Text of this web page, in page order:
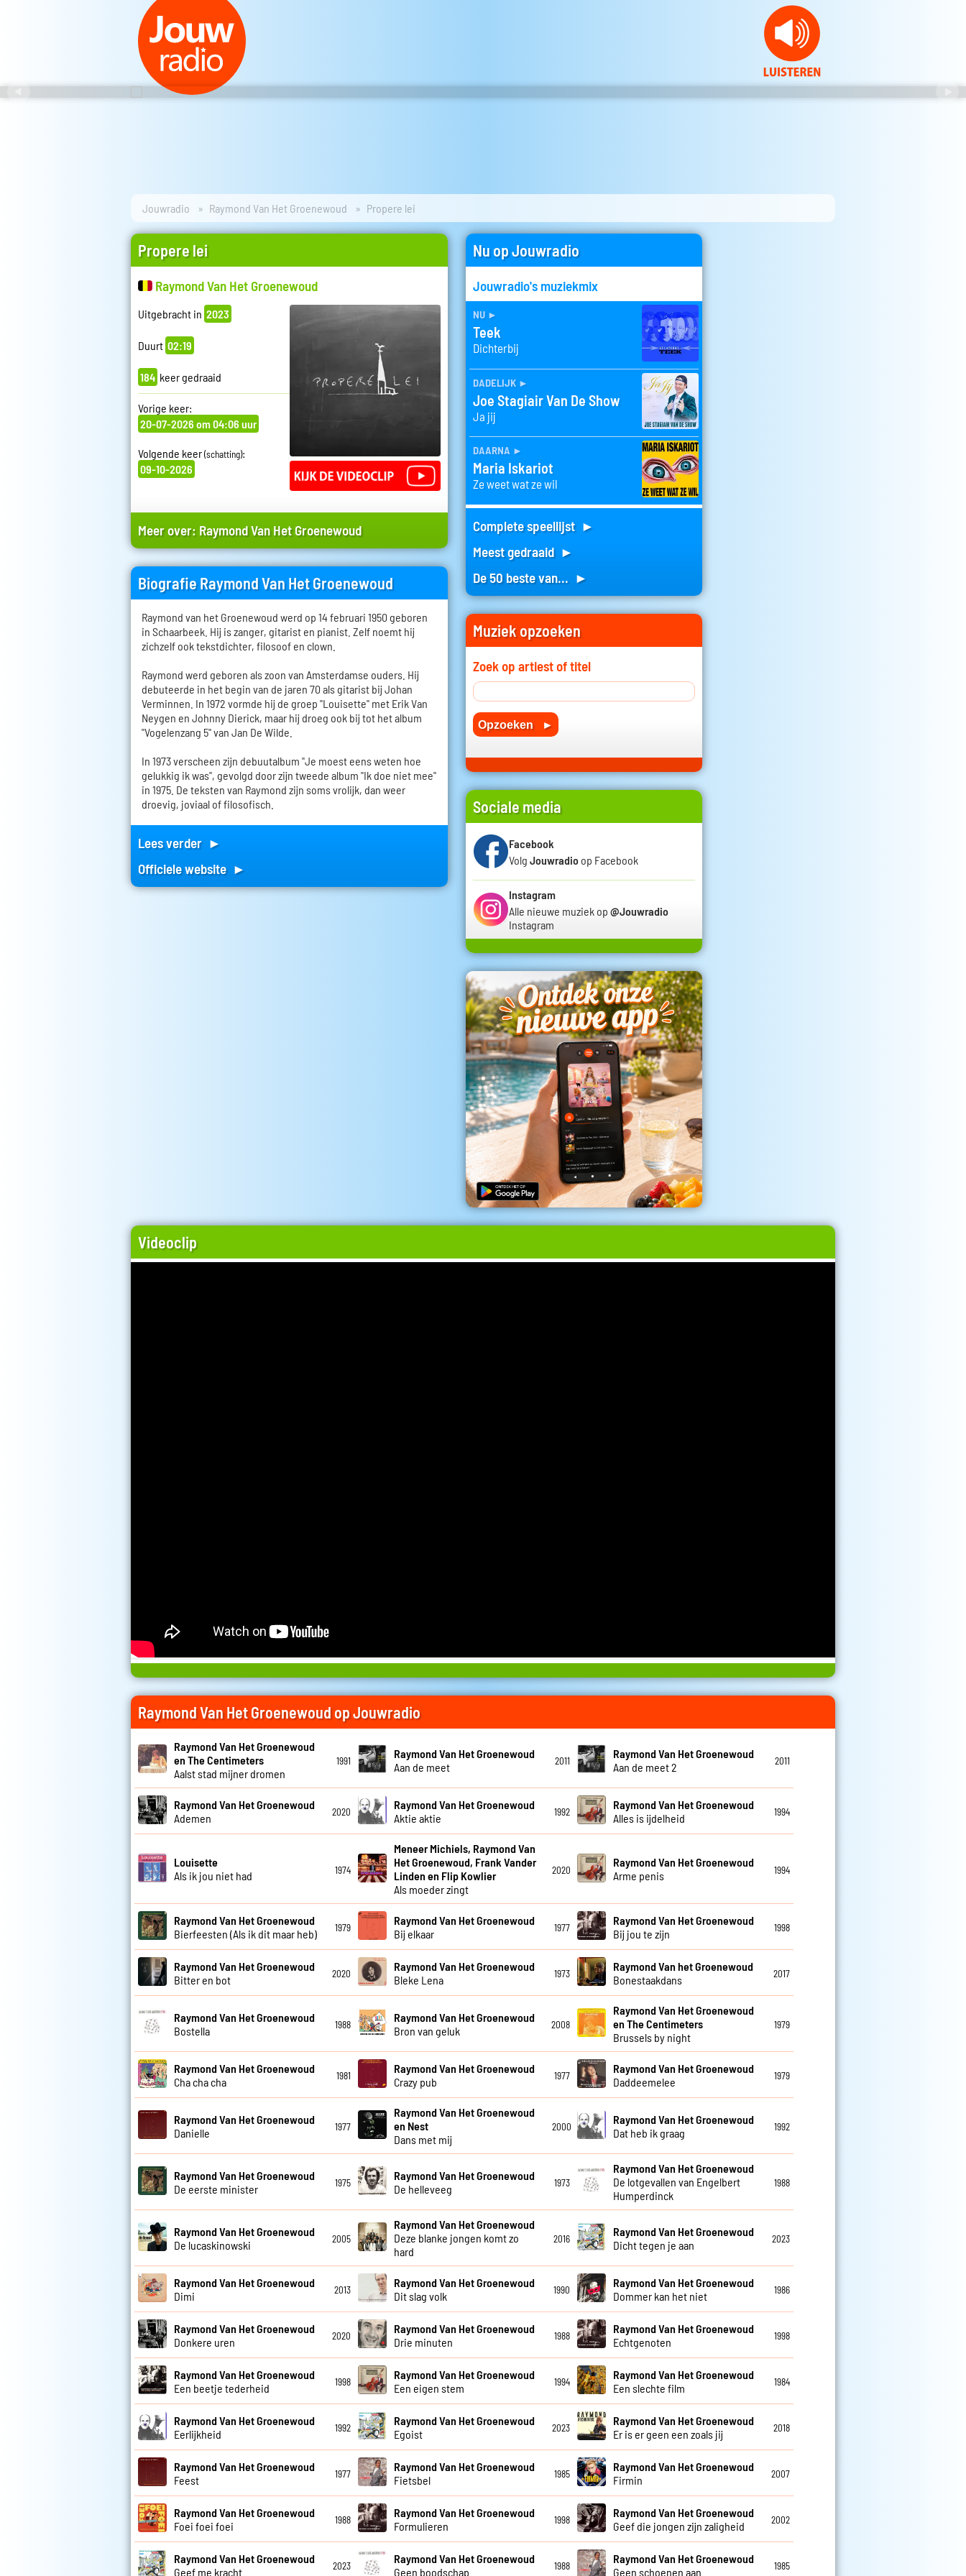
Jouwradio Raymond Van Het Groenewoud Propere lei
Propere lei
Raymond Van Het Groenewoud
Uitgebracht in 2023
Duurt 02:19
184 keer gedraaid
Vorige keer:
20-07-2026 om 04:06 uur
Volgende keer(schatting):
09-10-2026
Meer over: Raymond Van Het Groenewoud
Biografie Raymond Van Het Groenewoud
Raymond van het Groenewoud werd op 14 februari 1950 geboren
in Schaarbeek. Hij is zanger, gitarist en pianist. Zelf noemt hij
zichzelf ook tekstdichter, filosoof en clown.
Raymond werd geboren als zoon van Amsterdamse ouders. Hij
debuteerde in het begin van de jaren 70 als gitarist bij Johan
Verminnen. In 1972 vormde hij de groep "Louisette" met Erik Van
Neygen en Johnny Dierick, maar hij droeg ook bij tot het album
"Vogelenzang 5" van Jan De Wilde.
In 1973 verscheen zijn debuutalbum "Je moest eens weten hoe
gelukkig ik was", gevolgd door zijn tweede album "Ik doe niet mee"
in 1975. De teksten van Raymond zijn soms vrolijk, dan weer
droevig, joviaal of filosofisch.
Lees verder ►
Officiele website ►
Nu op Jouwradio
Jouwradio's muziekmix
nu ►
Teek
Dichterbij
dadelijk ►
Joe Stagiair Van De Show
Ja jij
daarna ►
Maria Iskariot
Ze weet wat ze wil
Complete speellijst ►
Meest gedraaid ►
De 50 beste van... ►
Muziek opzoeken
Zoek op artiest of titel
Sociale media
Facebook
Volg Jouwradio op Facebook
Instagram
Alle nieuwe muziek op @Jouwradio
Instagram
Videoclip
Raymond Van Het Groenewoud op Jouwradio
Raymond Van Het Groenewoud
en The Centimeters
Aalst stad mijner dromen
1991
Raymond Van Het Groenewoud
Aan de meet
2011
Raymond Van Het Groenewoud
Aan de meet 2
2011
Raymond Van Het Groenewoud
Ademen
2020
Raymond Van Het Groenewoud
Aktie aktie
1992
Raymond Van Het Groenewoud
Alles is ijdelheid
1994
Louisette
Als ik jou niet had
1974
Meneer Michiels, Raymond Van
Het Groenewoud, Frank Vander
Linden en Flip Kowlier
Als moeder zingt
2020
Raymond Van Het Groenewoud
Arme penis
1994
Raymond Van Het Groenewoud
Bierfeesten (Als ik dit maar heb)
1979
Raymond Van Het Groenewoud
Bij elkaar
1977
Raymond Van Het Groenewoud
Bij jou te zijn
1998
Raymond Van Het Groenewoud
Bitter en bot
2020
Raymond Van Het Groenewoud
Bleke Lena
1973
Raymond Van het Groenewoud
Bonestaakdans
2017
Raymond Van Het Groenewoud
Bostella
1988
Raymond Van Het Groenewoud
Bron van geluk
2008
Raymond Van Het Groenewoud
en The Centimeters
Brussels by night
1979
Raymond Van Het Groenewoud
Cha cha cha
1981
Raymond Van Het Groenewoud
Crazy pub
1977
Raymond Van Het Groenewoud
Daddeemelee
1979
Raymond Van Het Groenewoud
Danielle
1977
Raymond Van Het Groenewoud
en Nest
Dans met mij
2000
Raymond Van Het Groenewoud
Dat heb ik graag
1992
Raymond Van Het Groenewoud
De eerste minister
1975
Raymond Van Het Groenewoud
De helleveeg
1973
Raymond Van Het Groenewoud
De lotgevallen van Engelbert
Humperdinck
1988
Raymond Van Het Groenewoud
De lucaskinowski
2005
Raymond Van Het Groenewoud
Deze blanke jongen komt zo
hard
2016
Raymond Van Het Groenewoud
Dicht tegen je aan
2023
Raymond Van Het Groenewoud
Dimi
2013
Raymond Van Het Groenewoud
Dit slag volk
1990
Raymond Van Het Groenewoud
Dommer kan het niet
1986
Raymond Van Het Groenewoud
Donkere uren
2020
Raymond Van Het Groenewoud
Drie minuten
1988
Raymond Van Het Groenewoud
Echtgenoten
1998
Raymond Van Het Groenewoud
Een beetje tederheid
1998
Raymond Van Het Groenewoud
Een eigen stem
1994
Raymond Van Het Groenewoud
Een slechte film
1984
Raymond Van Het Groenewoud
Eerlijkheid
1992
Raymond Van Het Groenewoud
Egoist
2023
Raymond Van Het Groenewoud
Er is er geen een zoals jij
2018
Raymond Van Het Groenewoud
Feest
1977
Raymond Van Het Groenewoud
Fietsbel
1985
Raymond Van Het Groenewoud
Firmin
2007
Raymond Van Het Groenewoud
Foei foei foei
1988
Raymond Van Het Groenewoud
Formulieren
1998
Raymond Van Het Groenewoud
Geef die jongen zijn zaligheid
2002
Raymond Van Het Groenewoud
Geef me kracht
2023
Raymond Van Het Groenewoud
Geen boodschap
1988
Raymond Van Het Groenewoud
Geen schoenen aan
1985